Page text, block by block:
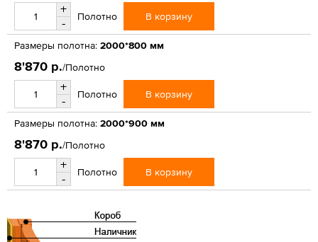
+
-
Полотно В корзину
Размеры полотна: 2000*800 мм
8'870 р./Полотно
+
-
Полотно В корзину
Размеры полотна: 2000*900 мм
8'870 р./Полотно
+
-
Полотно В корзину